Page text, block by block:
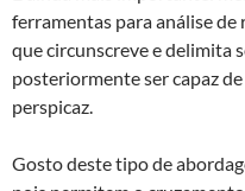
ferramentas para análise de
que circunscreve e delimita
posteriormente ser capaz
perspicaz.
Gosto deste tipo de